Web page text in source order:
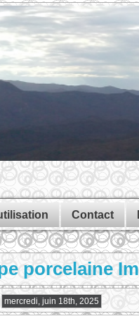
Contact
porcelaine
mercredi, juin 18th, 2025